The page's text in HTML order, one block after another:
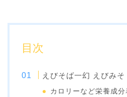
目次
えびそば一幻 えびみ
カロリーなど栄養成分